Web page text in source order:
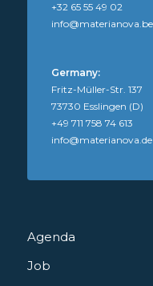
Agenda
Job
+32 65 55 49 02
info@materianova.be
Germany:
Fritz-Müller-Str. 137
73730 Esslingen (D)
+49 711 758 74 613
info@materianova.de